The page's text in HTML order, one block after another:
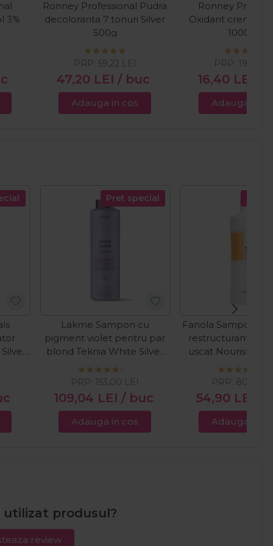
3%
Ronney Professional Pudra
decoloranta 7 tonuri Silver
500g
47,20 LEI / buc
PRP: 59,22 LEI
Adauga in cos
Ronney
Oxidant crema
1000ml
16,40 LEI
PRP: 19,05
Adauga in
Pret special
Lakme Sampon cu
pigment violet pentru par
blond Teknia White Silver
1000ml
109,04 LEI / buc
PRP: 153,00 LEI
Adauga in cos
Fanola Sampon
restructurant
uscat Nourishing
54,90 LEI
PRP: 80,00
Adauga in
utilizat produsul?
review